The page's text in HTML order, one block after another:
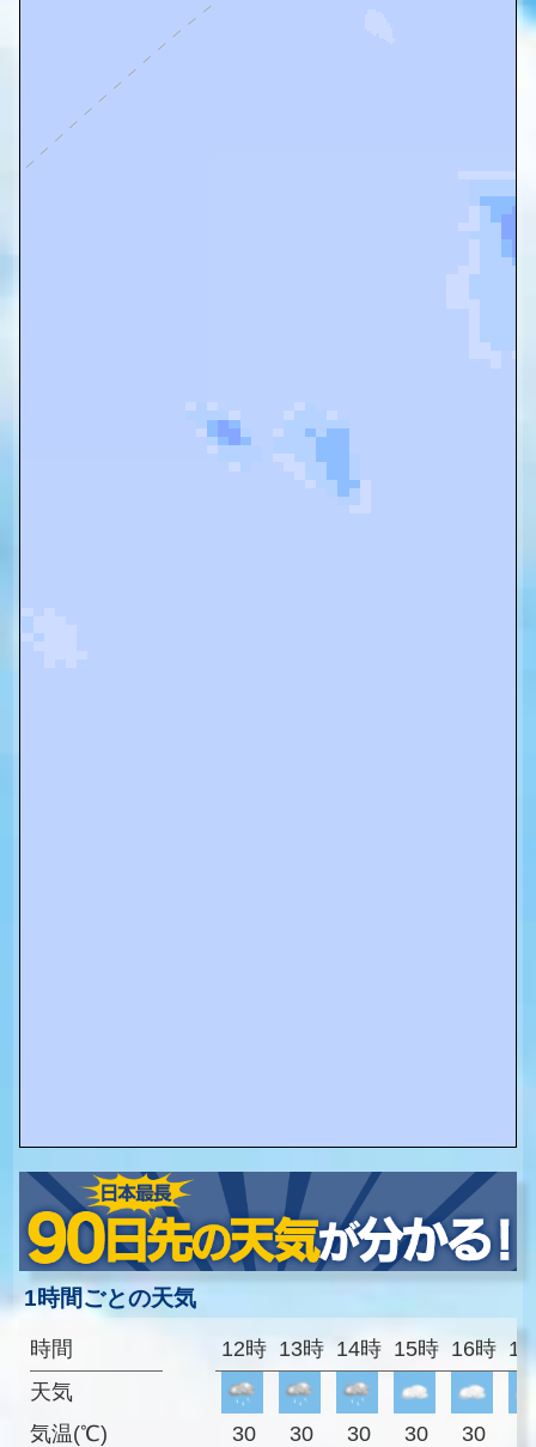
1時間ごとの天気
時間
天気
気温(℃)
12時 13時 14時 15時 16時
30 30 30 30 30